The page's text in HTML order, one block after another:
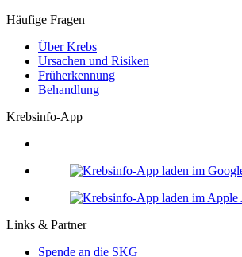
Häufige Fragen
Über Krebs
Ursachen und Risiken
Früherkennung
Behandlung
Krebsinfo-App
Links & Partner
Spende an die SKG